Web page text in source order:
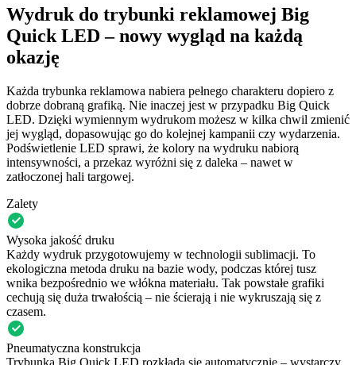
Wydruk do trybunki reklamowej Big
Quick LED – nowy wygląd na każdą
okazję
Każda trybunka reklamowa nabiera pełnego charakteru dopiero z
dobrze dobraną grafiką. Nie inaczej jest w przypadku Big Quick
LED. Dzięki wymiennym wydrukom możesz w kilka chwil zmienić
jej wygląd, dopasowując go do kolejnej kampanii czy wydarzenia.
Podświetlenie LED sprawi, że kolory na wydruku nabiorą
intensywności, a przekaz wyróżni się z daleka – nawet w
zatłoczonej hali targowej.
Zalety
Wysoka jakość druku
Każdy wydruk przygotowujemy w technologii sublimacji. To
ekologiczna metoda druku na bazie wody, podczas której tusz
wnika bezpośrednio we włókna materiału. Tak powstałe grafiki
cechują się duża trwałością – nie ścierają i nie wykruszają się z
czasem.
Pneumatyczna konstrukcja
Trybunka Big Quick LED rozkłada się automatycznie – wystarczy